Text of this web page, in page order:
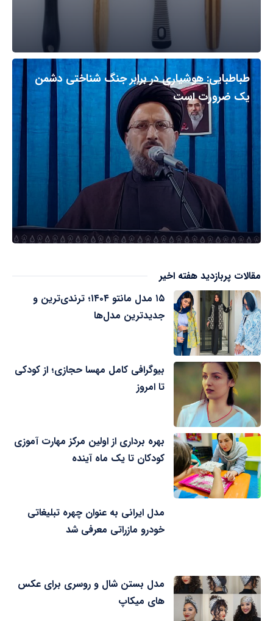
طباطبایی: هوشیاری در برابر جنگ شناختی دشمن
یک ضرورت است
مقالات پربازدید هفته اخیر
۱۵ مدل مانتو ۱۴۰۴؛ ترندی‌ترین و
جدیدترین مدل‌ها
بیوگرافی کامل مهسا حجازی؛ از کودکی
تا امروز
بهره برداری از اولین مرکز مهارت آموزی
کودکان تا یک ماه آینده
مدل ایرانی به عنوان چهره تبلیغاتی
خودرو مازراتی معرفی شد
مدل بستن شال و روسری برای عکس
های میکاپ